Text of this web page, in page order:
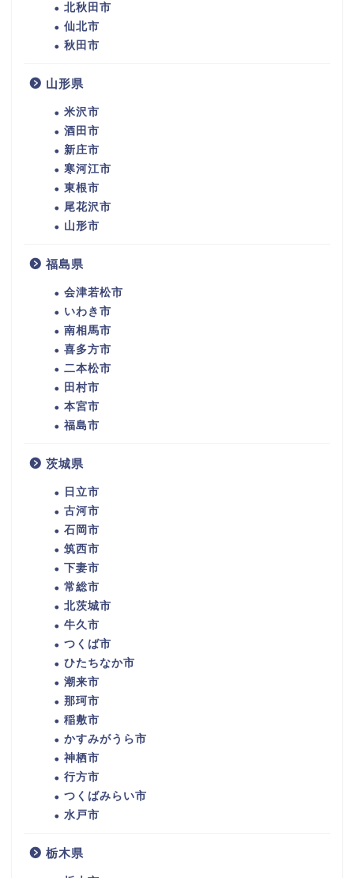
北秋田市
仙北市
秋田市
山形県
米沢市
酒田市
新庄市
寒河江市
東根市
尾花沢市
山形市
福島県
会津若松市
いわき市
南相馬市
喜多方市
二本松市
田村市
本宮市
福島市
茨城県
日立市
古河市
石岡市
筑西市
下妻市
常総市
北茨城市
牛久市
つくば市
ひたちなか市
潮来市
那珂市
稲敷市
かすみがうら市
神栖市
行方市
つくばみらい市
水戸市
栃木県